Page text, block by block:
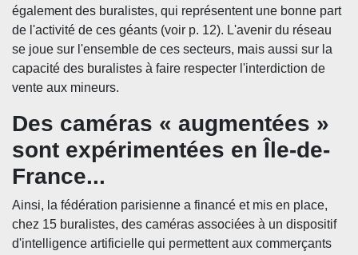
également des buralistes, qui représentent une bonne part
de l'activité de ces géants (voir p. 12). L'avenir du réseau
se joue sur l'ensemble de ces secteurs, mais aussi sur la
capacité des buralistes à faire respecter l'interdiction de
vente aux mineurs.
Des caméras « augmentées »
sont expérimentées en Île-de-
France...
Ainsi, la fédération parisienne a financé et mis en place,
chez 15 buralistes, des caméras associées à un dispositif
d'intelligence artificielle qui permettent aux commerçants